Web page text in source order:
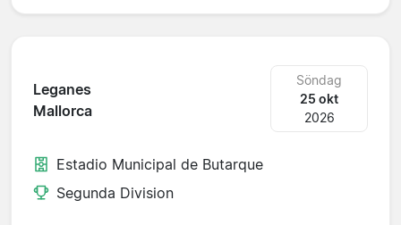
Leganes
Mallorca
Söndag
25 okt
2026
Estadio Municipal de Butarque
Segunda Division